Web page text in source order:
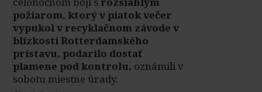
požiarom, ktorý v piatok večer
vypukol v recyklačnom závode v
blízkosti Rotterdamského
prístavu, podarilo dostať
plamene pod kontrolu, oznámili v
sobotu miestne úrady.